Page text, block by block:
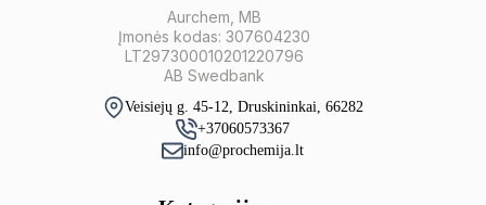
Aurchem, MB
Įmonės kodas: 307604230
LT297300010201220796
AB Swedbank
Veisiejų g. 45-12, Druskininkai, 66282
+37060573367
info@prochemija.lt